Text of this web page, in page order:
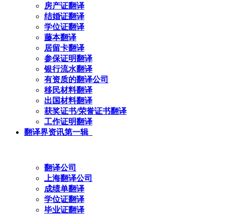
房产证翻译
结婚证翻译
学位证翻译
藤本翻译
居留卡翻译
参保证明翻译
银行流水翻译
有资质的翻译公司
移民材料翻译
出国材料翻译
获奖证书/荣誉证书翻译
工作证明翻译
翻译界资讯第一辑
翻译公司
上海翻译公司
成绩单翻译
学位证翻译
毕业证翻译